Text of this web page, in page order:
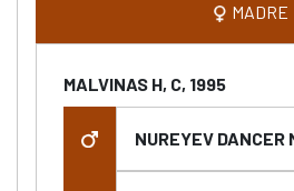
MADRE
MALVINAS H, C, 1995
NUREYEV DANCER